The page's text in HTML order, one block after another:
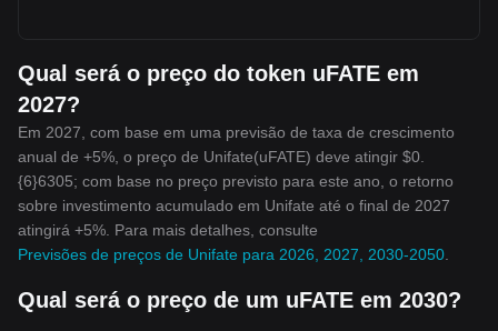
Qual será o preço do token uFATE em
2027?
Em 2027, com base em uma previsão de taxa de crescimento
anual de +5%, o preço de Unifate(uFATE) deve atingir $0.
{6}6305; com base no preço previsto para este ano, o retorno
sobre investimento acumulado em Unifate até o final de 2027
atingirá +5%. Para mais detalhes, consulte
Previsões de preços de Unifate para 2026, 2027, 2030-2050
Qual será o preço de um uFATE em 2030?